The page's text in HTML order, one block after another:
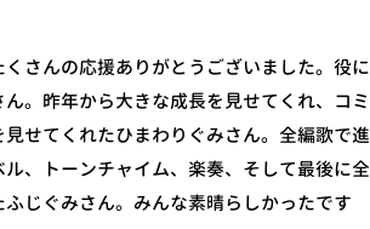
さんの応援ありがとうございました。役に
。昨年から大きな成長を見せてくれ、コミ
せてくれたひまわりぐみさん。全編歌で進
、トーンチャイム、楽奏、そして最後に全
じぐみさん。みんな素晴らしかったです